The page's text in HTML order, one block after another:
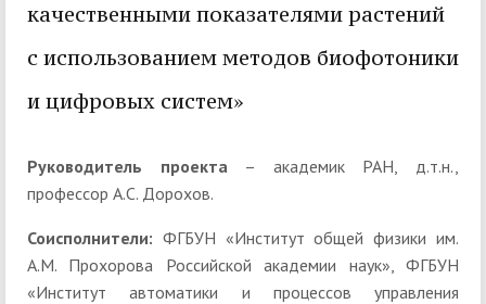
качественными показателями растений
с использованием методов биофотоники
и цифровых систем»
Руководитель проекта– академик РАН, д.т.н.,
профессор А.С. Дорохов.
Соисполнители: ФГБУН «Институт общей физики им.
А.М. Прохорова Российской академии наук», ФГБУН
«Институт автоматики и процессов управления